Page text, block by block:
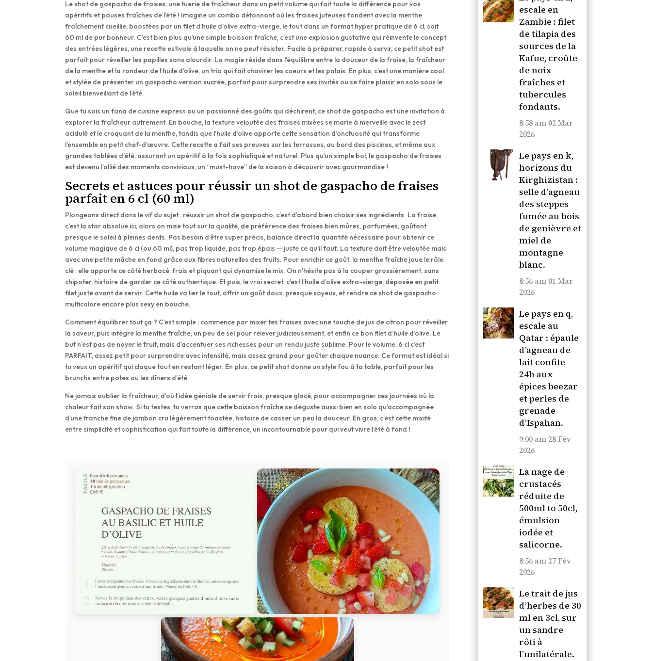
Le shot de gaspacho de fraises, une tuerie de fraîcheur dans un petit volume qui fait toute la différence pour vos
apéritifs et pauses fraîches de l’été ! Imagine un combo détonnant où les fraises juteuses fondent avec la menthe
fraîchement cueillie, boostées par un filet d’huile d’olive extra-vierge, le tout dans un format hyper pratique de 6 cl, soit
60 ml de pur bonheur. C’est bien plus qu’une simple boisson fraîche, c’est une explosion gustative qui réinvente le concept
des entrées légères, une recette estivale à laquelle on ne peut résister. Facile à préparer, rapide à servir, ce petit shot est
parfait pour réveiller les papilles sans alourdir. La magie réside dans l’équilibre entre la douceur de la fraise, la fraîcheur
de la menthe et la rondeur de l’huile d’olive, un trio qui fait chavirer les coeurs et les palais. En plus, c’est une manière cool
et stylée de présenter un gaspacho version sucrée, parfait pour surprendre ses invités ou se faire plaisir en solo sous le
soleil bienveillant de l’été.
Que tu sois un fana de cuisine express ou un passionné des goûts qui déchirent, ce shot de gaspacho est une invitation à
explorer la fraîcheur autrement. En bouche, la texture veloutée des fraises mixées se marie à merveille avec le zest
acidulé et le croquant de la menthe, tandis que l’huile d’olive apporte cette sensation d’onctuosité qui transforme
l’ensemble en petit chef-d’œuvre. Cette recette a fait ses preuves sur les terrasses, au bord des piscines, et même aux
grandes tablées d’été, assurant un apéritif à la fois sophistiqué et naturel. Plus qu’un simple bol, le gaspacho de fraises
est devenu l’allié des moments conviviaux, un “must-have” de la saison à découvrir avec gourmandise !
Secrets et astuces pour réussir un shot de gaspacho de fraises
parfait en 6 cl (60 ml)
Plongeons direct dans le vif du sujet : réussir un shot de gaspacho, c’est d’abord bien choisir ses ingrédients. La fraise,
c’est la star absolue ici, alors on mise tout sur la qualité, de préférence des fraises bien mûres, parfumées, goûtant
presque le soleil à pleines dents. Pas besoin d’être super précis, balance direct la quantité nécessaire pour obtenir ce
volume magique de 6 cl (ou 60 ml), pas trop liquide, pas trop épais — juste ce qu’il faut. La texture doit être veloutée mais
avec une petite mâche en fond grâce aux fibres naturelles des fruits. Pour enrichir ce goût, la menthe fraîche joue le rôle
clé : elle apporte ce côté herbacé, frais et piquant qui dynamise le mix. On n’hésite pas à la couper grossièrement, sans
chipoter, histoire de garder ce côté authentique. Et puis, le vrai secret, c’est l’huile d’olive extra-vierge, déposée en petit
filet juste avant de servir. Cette huile va lier le tout, offrir un goût doux, presque soyeux, et rendre ce shot de gaspacho
multicolore encore plus sexy en bouche.
Comment équilibrer tout ça ? C’est simple : commence par mixer tes fraises avec une touche de jus de citron pour réveiller
la saveur, puis intègre la menthe fraîche, un peu de sel pour relever judicieusement, et enfin ce bon filet d’huile d’olive. Le
but n’est pas de noyer le fruit, mais d’accentuer ses richesses pour un rendu juste sublime. Pour le volume, 6 cl c’est
PARFAIT, assez petit pour surprendre avec intensité, mais assez grand pour goûter chaque nuance. Ce format est idéal si
tu veux un apéritif qui claque tout en restant léger. En plus, ce petit shot donne un style fou à ta table, parfait pour les
brunchs entre potes ou les dîners d’été.
Ne jamais oublier la fraîcheur, d’où l’idée géniale de servir frais, presque glacé, pour accompagner ces journées où la
chaleur fait son show. Si tu testes, tu verras que cette boisson fraîche se déguste aussi bien en solo qu’accompagnée
d’une tranche fine de jambon cru légèrement toastée, histoire de casser un peu la douceur. En gros, c’est cette mixité
entre simplicité et sophistication qui fait toute la différence, un incontournable pour qui veut vivre l’été à fond !
escale en
Zambie : filet
de tilapia des
sources de la
Kafue, croûte
de noix
fraîches et
tubercules
fondants.
8:58 am 02 Mar
2026
Le pays en k,
horizons du
Kirghizistan :
selle d’agneau
des steppes
fumée au bois
de genièvre et
miel de
montagne
blanc.
8:56 am 01 Mar
2026
Le pays en q,
escale au
Qatar : épaule
d’agneau de
lait confite
24h aux
épices beezar
et perles de
grenade
d’Ispahan.
9:00 am 28 Fév
2026
La nage de
crustacés
réduite de
500ml to 50cl,
émulsion
iodée et
salicorne.
8:56 am 27 Fév
2026
Le trait de jus
d’herbes de 30
ml en 3cl, sur
un sandre
rôti à
l’unilatérale.